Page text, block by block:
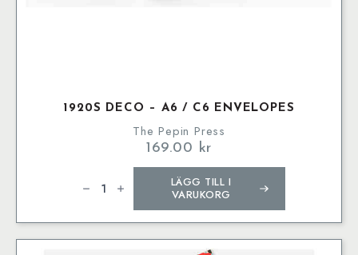
1920S DECO – A6 / C6 ENVELOPES
The Pepin Press
169.00 kr
Deco
C6
Envelopes
LÄGG TILL I
VARUKORG